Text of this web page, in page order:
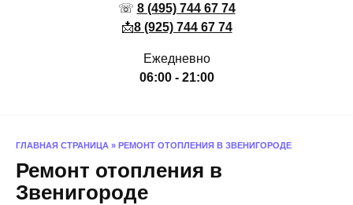
☏ 8 (495) 744 67 74
📩8 (925) 744 67 74
Ежедневно
06:00 - 21:00
ГЛАВНАЯ СТРАНИЦА » РЕМОНТ ОТОПЛЕНИЯ В ЗВЕНИГОРОДЕ
Ремонт отопления в
Звенигороде